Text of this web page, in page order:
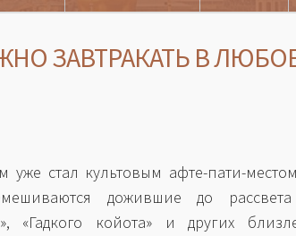
ЗАВТРАКАТЬ В
уже стал культовым афте-пати-
дожившие до рассвета
«Гадкого койота» и других